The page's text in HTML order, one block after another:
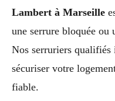
Lambert à Marseille
une serrure bloquée ou
Nos serruriers
sécuriser votre
fiable.